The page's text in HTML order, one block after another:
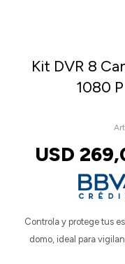
Kit DVR 8
1080
USD
Controla y protege tus
domo, ideal para